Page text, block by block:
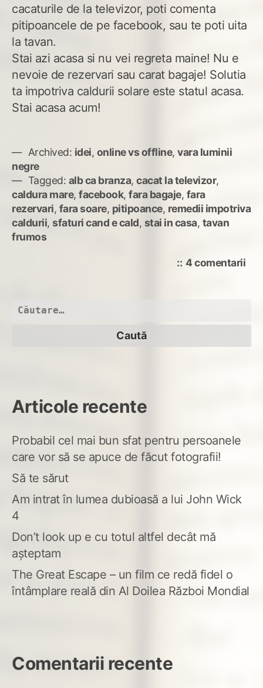
cacaturile de la televizor, poti comenta
pitipoancele de pe facebook, sau te poti uita
la tavan.
Stai azi acasa si nu vei regreta maine! Nu e
nevoie de rezervari sau carat bagaje! Solutia
ta impotriva caldurii solare este statul acasa.
Stai acasa acum!
Archived: idei, online vs offline, vara luminii
negre
Tagged: alb ca branza, cacat la televizor,
caldura mare, facebook, fara bagaje, fara
rezervari, fara soare, pitipoance, remedii impotriva
caldurii, sfaturi cand e cald, stai in casa, tavan
frumos
4 comentariila
Caută
Articole recente
Probabil cel mai bun sfat pentru persoanele
care vor să se apuce de făcut fotografii!
Să te sărut
Am intrat în lumea dubioasă a lui John Wick
4
Don’t look up e cu totul altfel decât mă
așteptam
The Great Escape – un film ce redă fidel o
întâmplare reală din Al Doilea Război Mondial
Comentarii recente